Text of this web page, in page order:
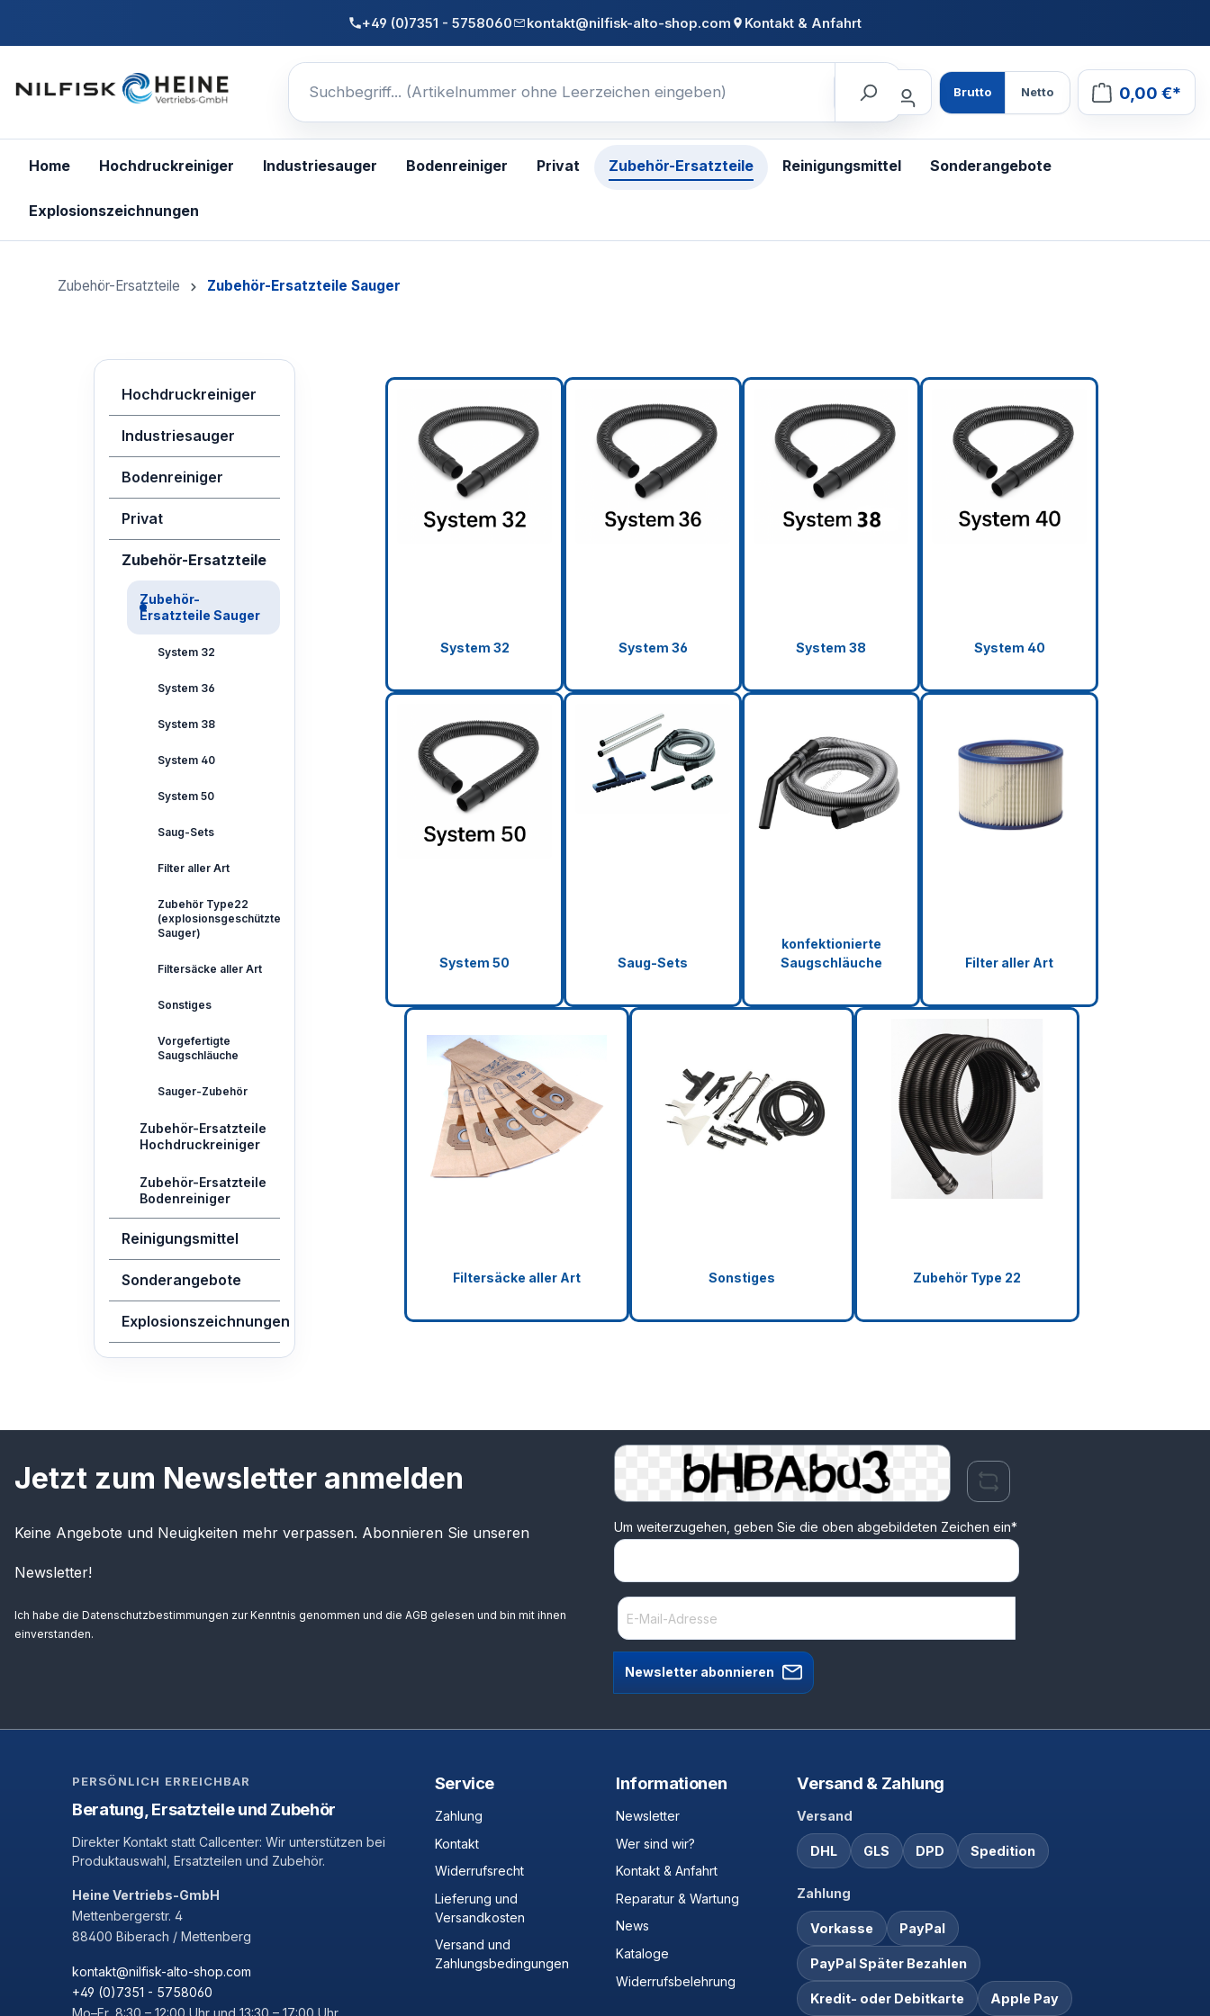
+49 (0)7351 - 5758060 kontakt@nilfisk-alto-shop.com Kontakt & Anfahrt
Brutto Netto 0,00 €*
Home Hochdruckreiniger Industriesauger Bodenreiniger Privat Zubehör-Ersatzteile Reinigungsmittel Sonderangebote
Explosionszeichnungen
Zubehör-Ersatzteile Zubehör-Ersatzteile Sauger
Hochdruckreiniger
Industriesauger
Bodenreiniger
Privat
Zubehör-Ersatzteile
Zubehör-
Ersatzteile Sauger
System 32
System 36
System 38
System 40
System 50
Saug-Sets
Filter aller Art
Zubehör Type22
(explosionsgeschützte
Sauger)
Filtersäcke aller Art
Sonstiges
Vorgefertigte
Saugschläuche
Sauger-Zubehör
Zubehör-Ersatzteile
Hochdruckreiniger
Zubehör-Ersatzteile
Bodenreiniger
Reinigungsmittel
Sonderangebote
Explosionszeichnungen
System 32 System 36 System 38 System 40
System 50 Saug-Sets
konfektionierte
Saugschläuche
Filter aller Art
Filtersäcke aller Art Sonstiges Zubehör Type 22
Jetzt zum Newsletter anmelden
Keine Angebote und Neuigkeiten mehr verpassen. Abonnieren Sie unseren
Newsletter!
Ich habe die Datenschutzbestimmungen zur Kenntnis genommen und die AGB gelesen und bin mit ihnen
einverstanden.
Um weiterzugehen, geben Sie die oben abgebildeten Zeichen ein*
Newsletter abonnieren
PERSÖNLICH ERREICHBAR
Beratung, Ersatzteile und Zubehör
Direkter Kontakt statt Callcenter: Wir unterstützen bei
Produktauswahl, Ersatzteilen und Zubehör.
Heine Vertriebs-GmbH
Mettenbergerstr. 4
88400 Biberach / Mettenberg
kontakt@nilfisk-alto-shop.com
+49 (0)7351 - 5758060
Service
Zahlung
Kontakt
Widerrufsrecht
Lieferung und
Versandkosten
Versand und
Zahlungsbedingungen
Informationen
Newsletter
Wer sind wir?
Kontakt & Anfahrt
Reparatur & Wartung
News
Kataloge
Widerrufsbelehrung
Versand & Zahlung
Versand
DHL GLS DPD Spedition
Zahlung
Vorkasse PayPal
PayPal Später Bezahlen
Kredit- oder Debitkarte Apple Pay